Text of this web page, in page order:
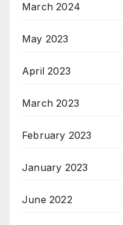
March 2024
May 2023
April 2023
March 2023
February 2023
January 2023
June 2022